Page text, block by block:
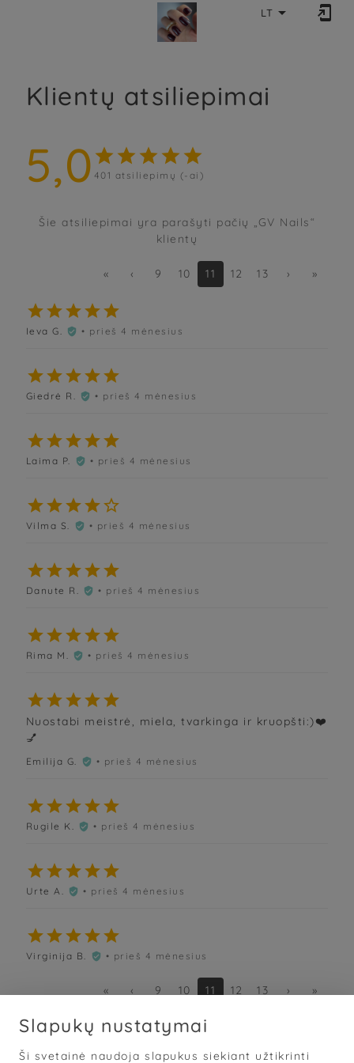
LT  
Klientų atsiliepimai
5,0     
401 atsiliepimų (-ai)
Šie atsiliepimai yra parašyti pačių „GV Nails“
klientų
« ‹ 9 10 11 12 13 › »

Ieva G.  • prieš 4 mėnesius

Giedrė R.  • prieš 4 mėnesius

Laima P.  • prieš 4 mėnesius

Vilma S.  • prieš 4 mėnesius

Danute R.  • prieš 4 mėnesius

Rima M.  • prieš 4 mėnesius

Nuostabi meistrė, miela, tvarkinga ir kruopšti:)❤️
💅
Emilija G.  • prieš 4 mėnesius

Rugile K.  • prieš 4 mėnesius

Urte A.  • prieš 4 mėnesius

Virginija B.  • prieš 4 mėnesius
« ‹ 9 10 11 12 13 › »
Slapukų nustatymai
Ši svetainė naudoja slapukus siekiant užtikrinti